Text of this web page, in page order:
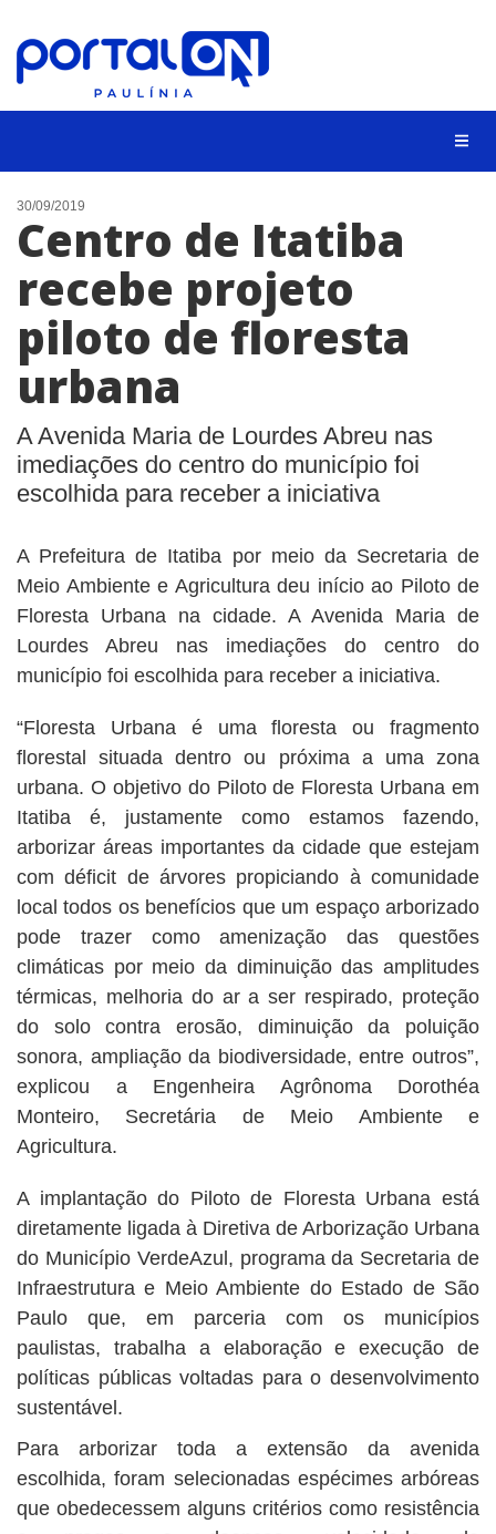
CIDADES
EVENTOS
EMPREGO
ANIVERSÁRIO DAS CIDADES
ANUNCIE
CONTATO
BUSCAR
30/09/2019
Centro de Itatiba
recebe projeto
piloto de floresta
urbana
A Avenida Maria de Lourdes Abreu nas
imediações do centro do município foi
escolhida para receber a iniciativa
A Prefeitura de Itatiba por meio da Secretaria de
Meio Ambiente e Agricultura deu início ao Piloto de
Floresta Urbana na cidade. A Avenida Maria de
Lourdes Abreu nas imediações do centro do
município foi escolhida para receber a iniciativa.
“Floresta Urbana é uma floresta ou fragmento
florestal situada dentro ou próxima a uma zona
urbana. O objetivo do Piloto de Floresta Urbana em
Itatiba é, justamente como estamos fazendo,
arborizar áreas importantes da cidade que estejam
com déficit de árvores propiciando à comunidade
local todos os benefícios que um espaço arborizado
pode trazer como amenização das questões
climáticas por meio da diminuição das amplitudes
térmicas, melhoria do ar a ser respirado, proteção
do solo contra erosão, diminuição da poluição
sonora, ampliação da biodiversidade, entre outros”,
explicou a Engenheira Agrônoma Dorothéa
Monteiro, Secretária de Meio Ambiente e
Agricultura.
A implantação do Piloto de Floresta Urbana está
diretamente ligada à Diretiva de Arborização Urbana
do Município VerdeAzul, programa da Secretaria de
Infraestrutura e Meio Ambiente do Estado de São
Paulo que, em parceria com os municípios
paulistas, trabalha a elaboração e execução de
políticas públicas voltadas para o desenvolvimento
sustentável.
Para arborizar toda a extensão da avenida
escolhida, foram selecionadas espécimes arbóreas
que obedecessem alguns critérios como resistência